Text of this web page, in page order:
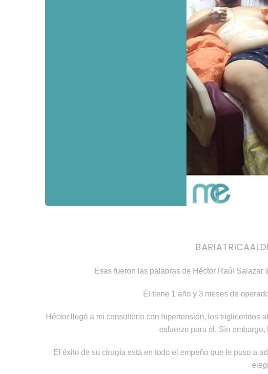
Esas fueron las palabras de Héctor Raúl
Él tiene 1 año y 3 meses de
Héctor llegó a mi consultorio con hipertensión, los trigliceridos
esfuerzo para él. Sin
El éxito de su cirugía está en todo el empeño que le puso a